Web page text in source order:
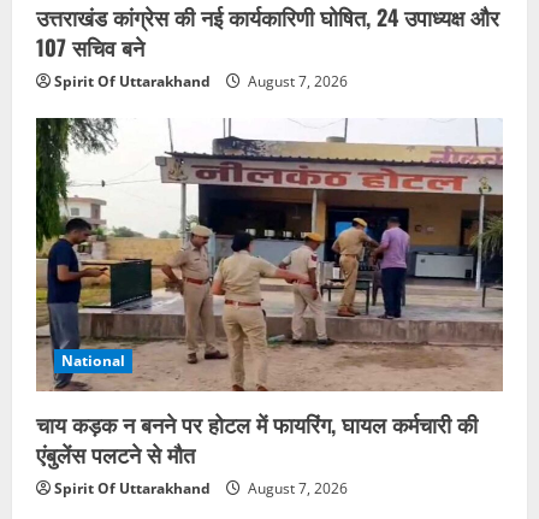
उत्तराखंड कांग्रेस की नई कार्यकारिणी घोषित, 24 उपाध्यक्ष और
107 सचिव बने
Spirit Of Uttarakhand August 7, 2026
National
चाय कड़क न बनने पर होटल में फायरिंग, घायल कर्मचारी की
एंबुलेंस पलटने से मौत
Spirit Of Uttarakhand August 7, 2026